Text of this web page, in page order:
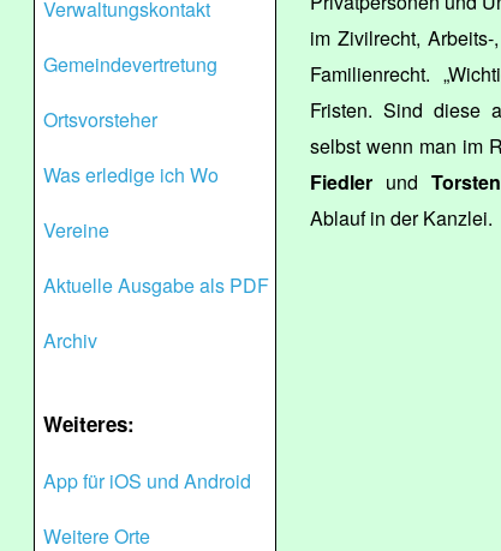
Verwaltungskontakt
Gemeindevertretung
Ortsvorsteher
Was erledige ich Wo
Vereine
Aktuelle Ausgabe als PDF
Archiv
Weiteres:
App für iOS und Android
Weitere Orte
im Zivilrecht,
Familienrecht.
Fristen. Sind diese
selbst wenn man im
Fiedler und
Ablauf in der Kanzlei.